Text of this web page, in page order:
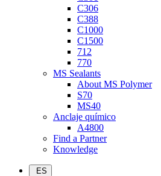
C306
C388
C1000
C1500
712
770
MS Sealants
About MS Polymer
S70
MS40
Anclaje químico
A4800
Find a Partner
Knowledge
ES